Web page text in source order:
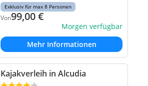
Exklusiv für max 8 Personen
Von99,00€
Morgen verfügbar
Mehr Informationen
Kajakverleih in Alcudia